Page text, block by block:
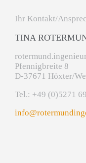
Ihr Kontakt/
TINA
Pfennigbreite 8
D-37671 Höxter/
Tel.: +49 (0)5271